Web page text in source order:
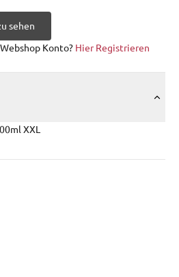
sehen
Konto? Hier Registrieren
XXL